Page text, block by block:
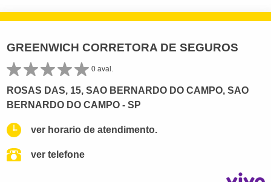
GREENWICH CORRETORA DE SEGUROS
0 aval.
ROSAS DAS, 15, SAO BERNARDO DO CAMPO, SAO
BERNARDO DO CAMPO - SP
ver horario de atendimento.
ver telefone